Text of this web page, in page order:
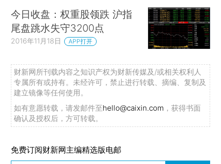
今日收盘：权重股领跌 沪指
尾盘跳水失守3200点
2016年11月18日 APP打开
财新网所刊载内容之知识产权为财新传媒及/或相关权利人
专属所有或持有。未经许可，禁止进行转载、摘编、复制及
建立镜像等任何使用。
如有意愿转载，请发邮件至hello@caixin.com ，获得书面
确认及授权后，方可转载。
免费订阅财新网主编精选版电邮